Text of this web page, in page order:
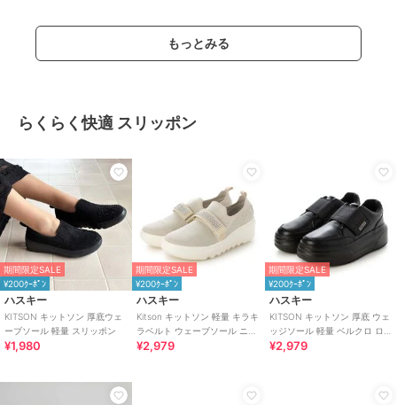
もっとみる
らくらく快適 スリッポン
期間限定SALE
¥200ｸｰﾎﾟﾝ
ハスキー
KITSON キットソン 厚底ウェ
ーブソール 軽量 スリッポン
¥1,980
期間限定SALE
¥200ｸｰﾎﾟﾝ
ハスキー
Kitson キットソン 軽量 キラキ
ラベルト ウェーブソール ニッ
トスリッポン
¥2,979
期間限定SALE
¥200ｸｰﾎﾟﾝ
ハスキー
KITSON キットソン 厚底 ウェ
ッジソール 軽量 ベルクロ ロー
カットスリッポン スニーカー
¥2,979